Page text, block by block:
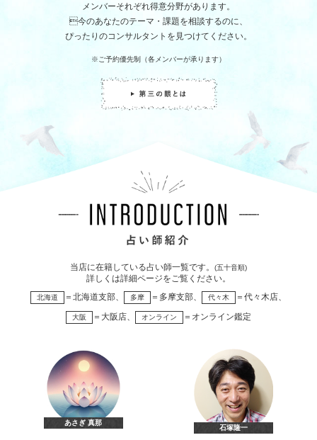
メンバーそれぞれ得意分野があります。
今のあなたのテーマ・課題を相談するのに、
ぴったりのコンサルタントを見つけてください。
※ご予約優先制（各メンバーが承ります）
当店に在籍している占い師一覧です。 (五十音順)
詳しくは詳細ページをご覧ください。
北海道 ＝北海道支部、 多摩 ＝多摩支部、 代々木 ＝代々木店、
大阪 ＝大阪店、 オンライン ＝オンライン鑑定
あさぎ 真那
石塚隆一